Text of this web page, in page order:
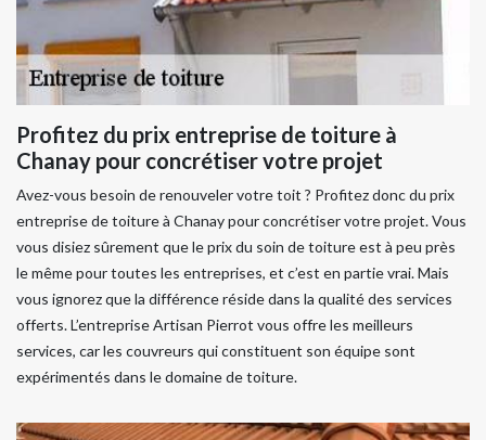
Profitez du prix entreprise de toiture à
Chanay pour concrétiser votre projet
Avez-vous besoin de renouveler votre toit ? Profitez donc du prix
entreprise de toiture à Chanay pour concrétiser votre projet. Vous
vous disiez sûrement que le prix du soin de toiture est à peu près
le même pour toutes les entreprises, et c’est en partie vrai. Mais
vous ignorez que la différence réside dans la qualité des services
offerts. L’entreprise Artisan Pierrot vous offre les meilleurs
services, car les couvreurs qui constituent son équipe sont
expérimentés dans le domaine de toiture.